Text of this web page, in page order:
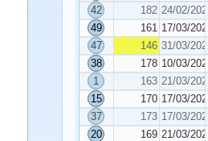
42
182 24/02/2023
49
161 17/03/2023
47
146 31/03/2023
38
178 10/03/2023
1
163 21/03/2023
15
170 17/03/2023
37
173 17/03/2023
20
169 21/03/2023